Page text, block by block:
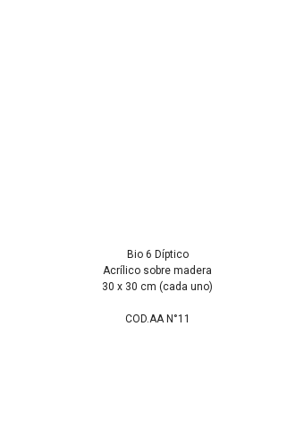
Bio 6 Díptico
Acrílico sobre madera
30 x 30 cm (cada uno)
COD.AA N°11